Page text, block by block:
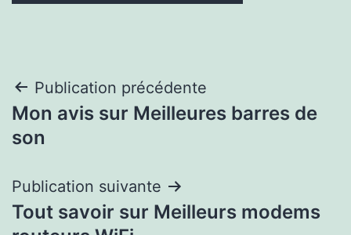
Navigation
de
Publication précédente
Mon avis sur Meilleures barres de
son
Publication suivante
Tout savoir sur Meilleurs modems